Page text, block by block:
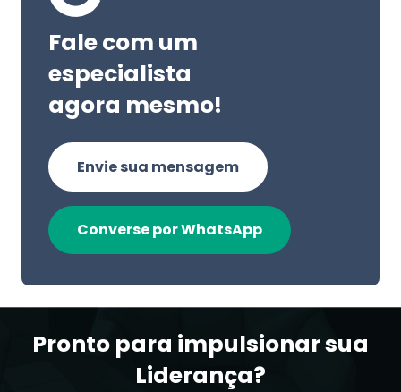
Fale com um
especialista
agora mesmo!
Envie sua mensagem
Converse por WhatsApp
Pronto para impulsionar sua
Liderança?